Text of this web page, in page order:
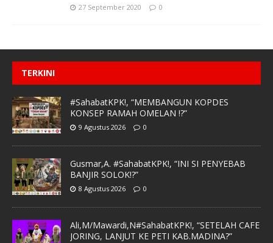
27 September 2020 0
TERKINI
#SahabatKPK!, “MEMBANGUN KOPDES
KONSEP RAMAH OMELAN !?”
9 Agustus 2026 0
Gusmar,A. #SahabatKPK!, “INI SI PENYEBAB
BANJIR SOLOK!?”
8 Agustus 2026 0
Ali,M/Mawardi,N#SahabatKPK!, “SETELAH CAFE
JORING, LANJUT KE PETI KAB.MADINA?”